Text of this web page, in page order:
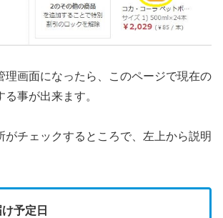
理画面になったら、このページで現在の
事が出来ます。
がチェックするところで、左上から説明
予定日